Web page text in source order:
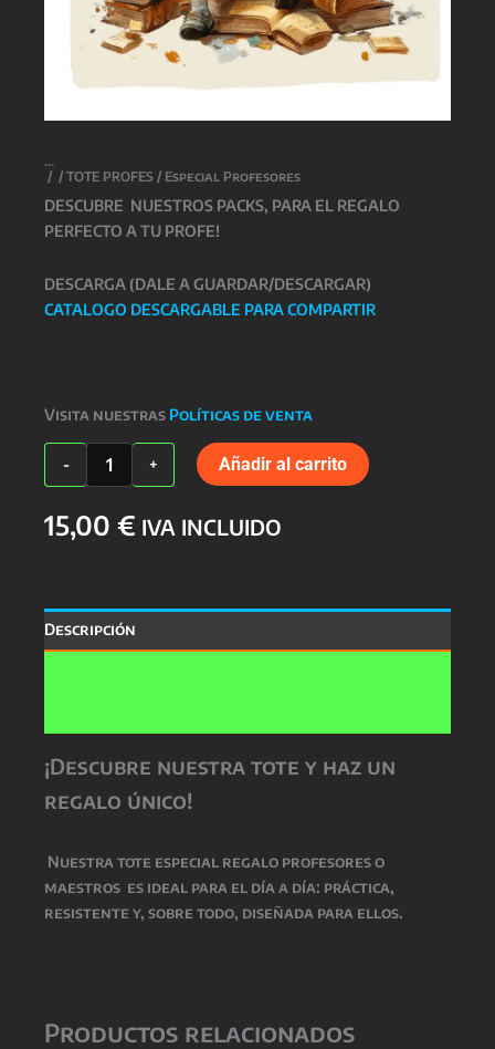
/ / TOTE PROFES / Especial Profesores
DESCUBRE NUESTROS PACKS, PARA EL REGALO
PERFECTO A TU PROFE!
DESCARGA (DALE A GUARDAR/DESCARGAR)
CATALOGO DESCARGABLE PARA COMPARTIR
Visita nuestras Políticas de venta
-
Especial
Profesores
+ Añadir al carrito
15,00 € IVA INCLUIDO
Descripción
¡Descubre nuestra tote y haz un
regalo único!
Nuestratote especial regalo profesores o
maestros es ideal para el día a día: práctica,
resistente y, sobre todo, diseñada para ellos.
Productos relacionados